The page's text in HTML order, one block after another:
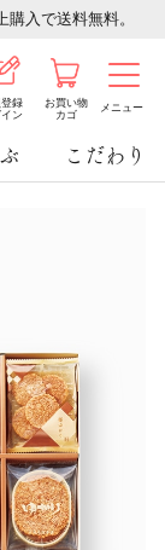
入で送料無料。
登録
イン
お買い物
カゴ
メニュー
こだわり